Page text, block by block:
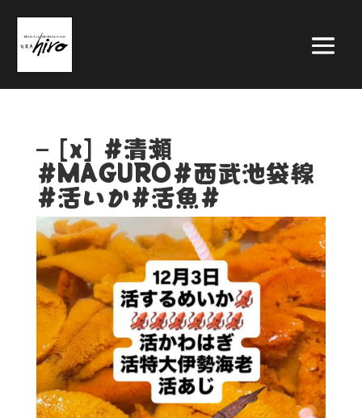
– [x] #清瀬
#MAGURO#西武池袋線
#活いか#活魚#